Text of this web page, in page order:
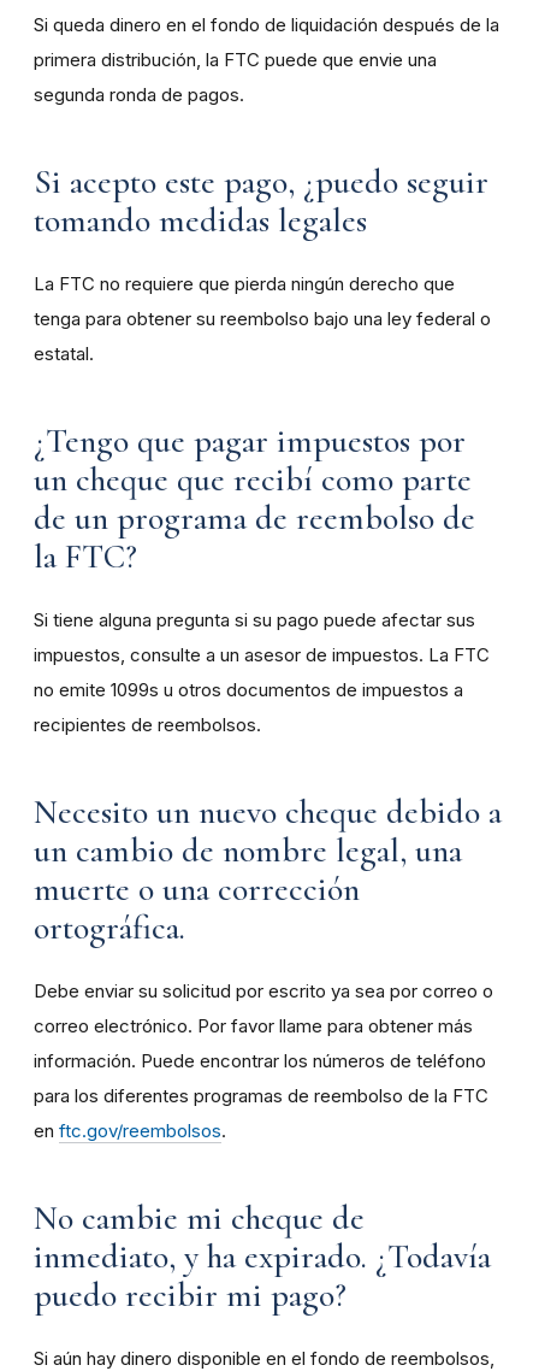
Si queda dinero en el fondo de liquidación después de la
primera distribución, la FTC puede que envie una
segunda ronda de pagos.
Si acepto este pago, ¿puedo seguir
tomando medidas legales
La FTC no requiere que pierda ningún derecho que
tenga para obtener su reembolso bajo una ley federal o
estatal.
¿Tengo que pagar impuestos por
un cheque que recibí como parte
de un programa de reembolso de
la FTC?
Si tiene alguna pregunta si su pago puede afectar sus
impuestos, consulte a un asesor de impuestos. La FTC
no emite 1099s u otros documentos de impuestos a
recipientes de reembolsos.
Necesito un nuevo cheque debido a
un cambio de nombre legal, una
muerte o una corrección
ortográfica.
Debe enviar su solicitud por escrito ya sea por correo o
correo electrónico. Por favor llame para obtener más
información. Puede encontrar los números de teléfono
para los diferentes programas de reembolso de la FTC
en ftc.gov/reembolsos.
No cambie mi cheque de
inmediato, y ha expirado. ¿Todavía
puedo recibir mi pago?
Si aún hay dinero disponible en el fondo de reembolsos,